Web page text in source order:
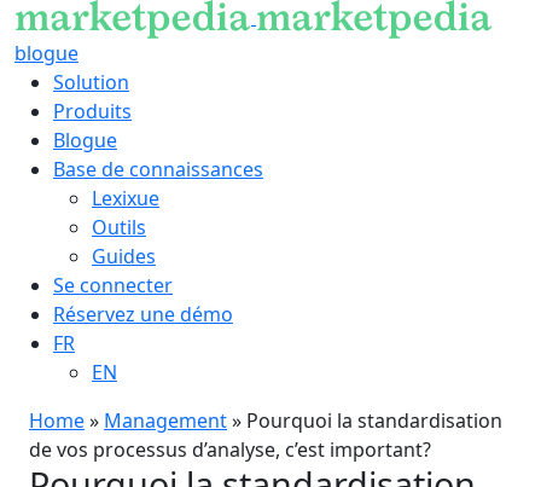
blogue
Solution
Produits
Blogue
Base de connaissances
Lexixue
Outils
Guides
Se connecter
Réservez une démo
FR
EN
Home» Management» Pourquoi la standardisation
de vos processus d’analyse, c’est important?